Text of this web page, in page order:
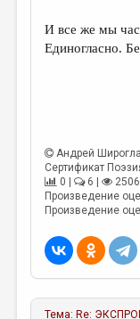
СТРАНИЦЫ
РЕДКОЛЛЕГИЯ
ОТ РЕДАКЦИИ
МАЛАЯ ПРОЗА
ЭССЕИСТИКА
И все же мы
Единогласно.
Андрей
Сертификат
0 |
6 |
Произведение
Произведение
Тема: Re: